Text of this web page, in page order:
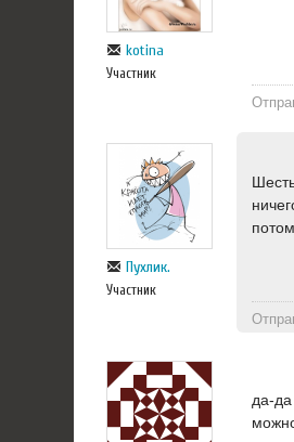
kotina
Участник
Пухлик.
Участник
да-